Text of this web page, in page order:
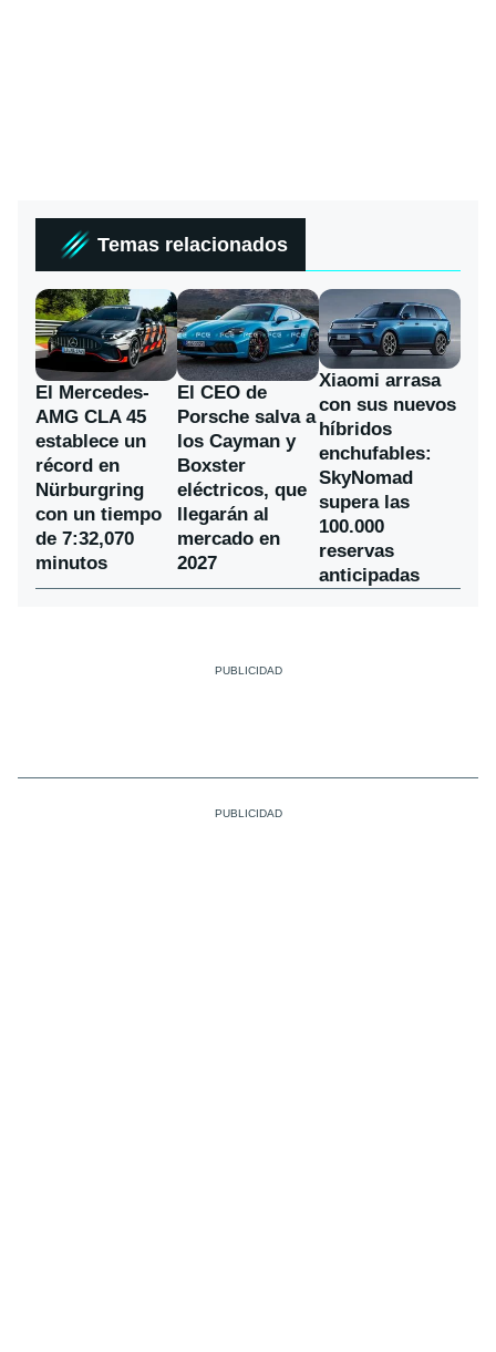
Temas relacionados
El Mercedes-
AMG CLA 45
establece un
récord en
Nürburgring
con un tiempo
de 7:32,070
minutos
El CEO de
Porsche salva a
los Cayman y
Boxster
eléctricos, que
llegarán al
mercado en
2027
Xiaomi arrasa
con sus nuevos
híbridos
enchufables:
SkyNomad
supera las
100.000
reservas
anticipadas